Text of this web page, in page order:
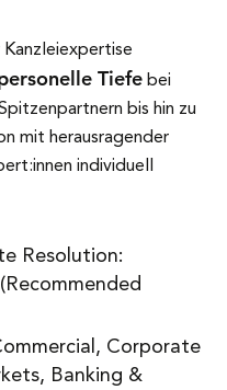
Tiefe bei
bis hin zu
mit herausragender
individuell
Resolution:
Corporate
Banking &